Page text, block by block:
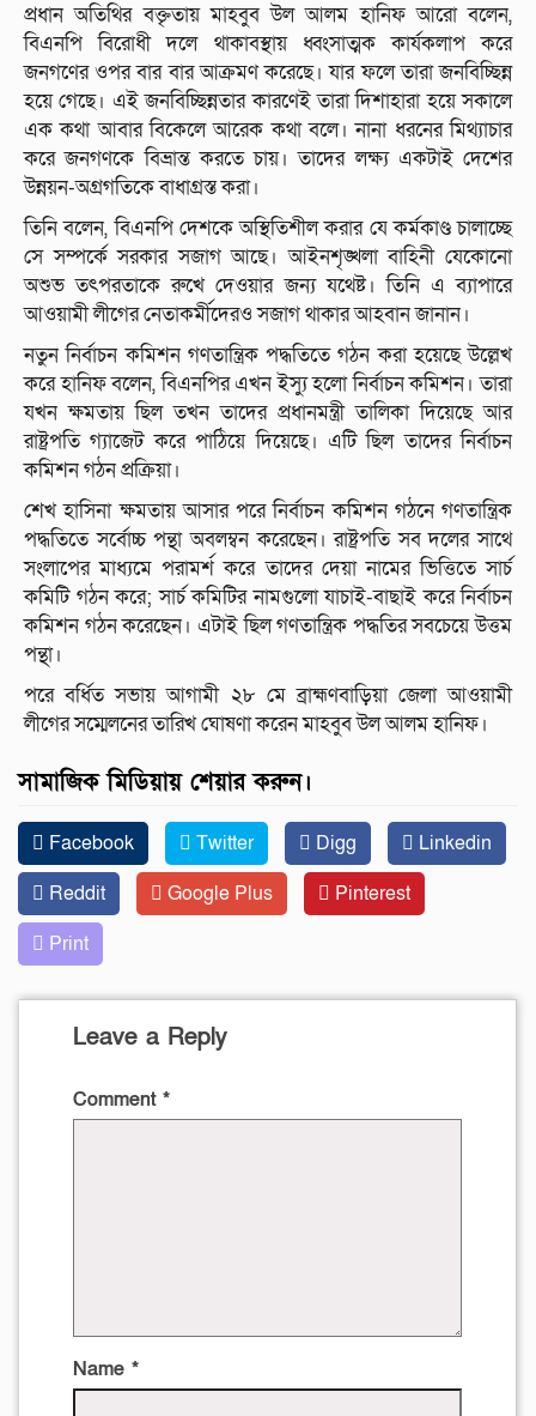
প্রধান অতিথির বক্তৃতায় মাহবুব উল আলম হানিফ আরো বলেন,
বিএনপি বিরোধী দলে থাকাবস্থায় ধ্বংসাত্মক কার্যকলাপ করে
জনগণের ওপর বার বার আক্রমণ করেছে। যার ফলে তারা জনবিচ্ছিন্ন
হয়ে গেছে। এই জনবিচ্ছিন্নতার কারণেই তারা দিশাহারা হয়ে সকালে
এক কথা আবার বিকেলে আরেক কথা বলে। নানা ধরনের মিথ্যাচার
করে জনগণকে বিভ্রান্ত করতে চায়। তাদের লক্ষ্য একটাই দেশের
উন্নয়ন-অগ্রগতিকে বাধাগ্রস্ত করা।
তিনি বলেন, বিএনপি দেশকে অস্থিতিশীল করার যে কর্মকাণ্ড চালাচ্ছে
সে সম্পর্কে সরকার সজাগ আছে। আইনশৃঙ্খলা বাহিনী যেকোনো
অশুভ তৎপরতাকে রুখে দেওয়ার জন্য যথেষ্ট। তিনি এ ব্যাপারে
আওয়ামী লীগের নেতাকর্মীদেরও সজাগ থাকার আহবান জানান।
নতুন নির্বাচন কমিশন গণতান্ত্রিক পদ্ধতিতে গঠন করা হয়েছে উল্লেখ
করে হানিফ বলেন, বিএনপির এখন ইস্যু হলো নির্বাচন কমিশন। তারা
যখন ক্ষমতায় ছিল তখন তাদের প্রধানমন্ত্রী তালিকা দিয়েছে আর
রাষ্ট্রপতি গ্যাজেট করে পাঠিয়ে দিয়েছে। এটি ছিল তাদের নির্বাচন
কমিশন গঠন প্রক্রিয়া।
শেখ হাসিনা ক্ষমতায় আসার পরে নির্বাচন কমিশন গঠনে গণতান্ত্রিক
পদ্ধতিতে সর্বোচ্চ পন্থা অবলম্বন করেছেন। রাষ্ট্রপতি সব দলের সাথে
সংলাপের মাধ্যমে পরামর্শ করে তাদের দেয়া নামের ভিত্তিতে সার্চ
কমিটি গঠন করে; সার্চ কমিটির নামগুলো যাচাই-বাছাই করে নির্বাচন
কমিশন গঠন করেছেন। এটাই ছিল গণতান্ত্রিক পদ্ধতির সবচেয়ে উত্তম
পন্থা।
পরে বর্ধিত সভায় আগামী ২৮ মে ব্রাহ্মণবাড়িয়া জেলা আওয়ামী
লীগের সম্মেলনের তারিখ ঘোষণা করেন মাহবুব উল আলম হানিফ।
সামাজিক মিডিয়ায় শেয়ার করুন।
Facebook Twitter Digg
Linkedin
Reddit
Google Plus
Pinterest
Print
Leave a Reply
Comment *
Name *